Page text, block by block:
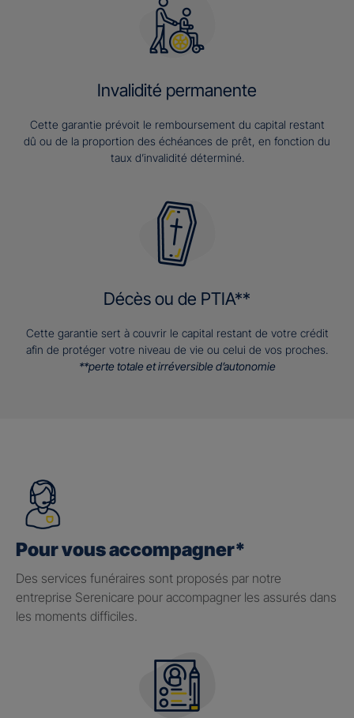
Invalidité permanente
Cette garantie prévoit le remboursement du capital restant
dû ou de la proportion des échéances de prêt, en fonction du
taux d’invalidité déterminé.
Décès ou de PTIA**
Cette garantie sert à couvrir le capital restant de votre crédit
afin de protéger votre niveau de vie ou celui de vos proches.
**perte totale et irréversible d’autonomie
Pour vous accompagner*
Des services funéraires sont proposés par notre
entreprise Serenicare pour accompagner les assurés dans
les moments difficiles.